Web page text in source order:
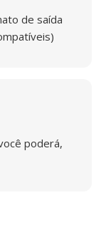
de saída
poderá,